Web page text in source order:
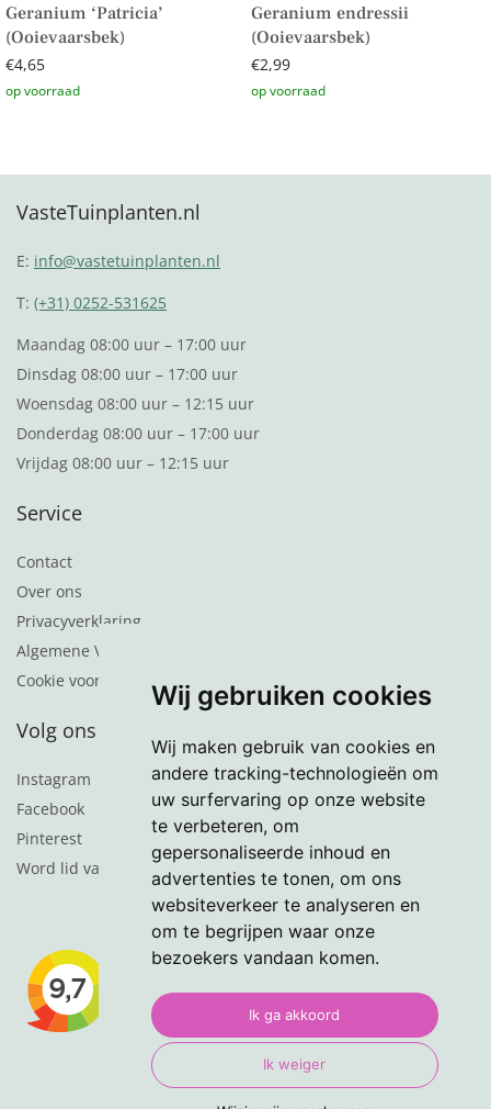
Wij gebruiken cookies
Wij maken gebruik van cookies en
andere tracking-technologieën om
uw surfervaring op onze website
te verbeteren, om
gepersonaliseerde inhoud en
advertenties te tonen, om ons
websiteverkeer te analyseren en
om te begrijpen waar onze
bezoekers vandaan komen.
Ik ga akkoord
Ik weiger
Geranium ‘Patricia’
(Ooievaarsbek)
€4,65
Geranium endressii
(Ooievaarsbek)
€2,99
VasteTuinplanten.nl
E: info@vastetuinplanten.nl
T:(+31) 0252-531625
Maandag 08:00 uur – 17:00 uur
Dinsdag 08:00 uur – 17:00 uur
Woensdag 08:00 uur – 12:15 uur
Donderdag 08:00 uur – 17:00 uur
Vrijdag 08:00 uur – 12:15 uur
Service
Contact
Over ons
Privacyverklaring
Algemene Voorwaarden
Cookie voorkeuren
Volg ons
Instagram
Facebook
Pinterest
Word lid van de nieuwsbrief